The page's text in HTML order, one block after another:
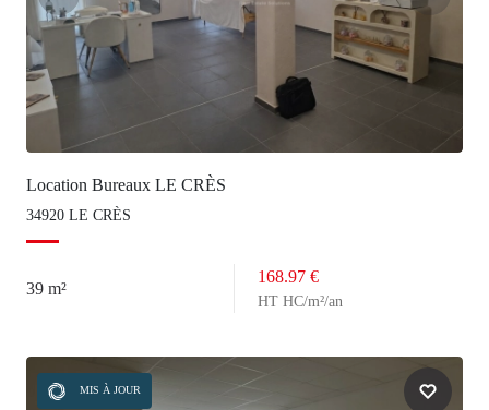
Location Bureaux LE CRÈS
34920 LE CRÈS
39 m²
168.97 €
HT HC/m²/an
MIS À JOUR